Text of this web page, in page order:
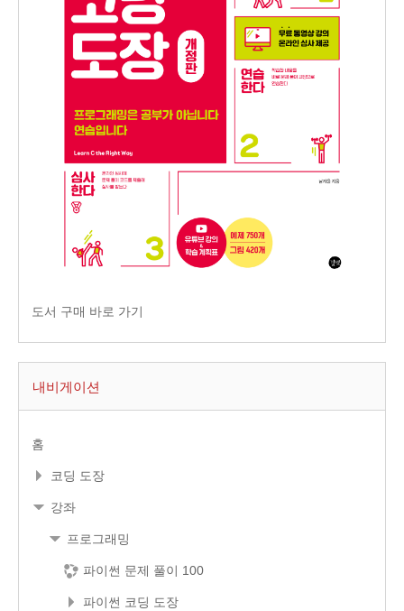
도서 구매 바로 가기
내비게이션
홈
코딩 도장
강좌
프로그래밍
파이썬 문제 풀이 100
파이썬 코딩 도장